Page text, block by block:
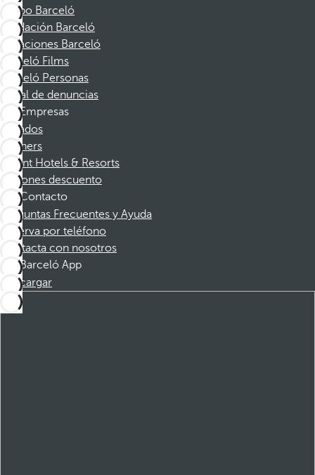
Grupo Barceló
Fundación Barceló
Vacaciones Barceló
Barceló Films
Barceló Personas
Canal de denuncias
Empresas
Afiliados
Partners
Dorint Hotels & Resorts
Cupones descuento
Contacto
Preguntas Frecuentes y Ayuda
Reserva por teléfono
Contacta con nosotros
Barceló App
Descargar